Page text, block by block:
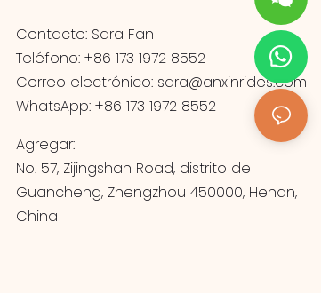
Contacto: Sara Fan
Teléfono: +86 173 1972 8552
Correo electrónico: sara@anxinrides.com
WhatsApp: +86 173 1972 8552
Agregar:
No. 57, Zijingshan Road, distrito de
Guancheng, Zhengzhou 450000, Henan,
China